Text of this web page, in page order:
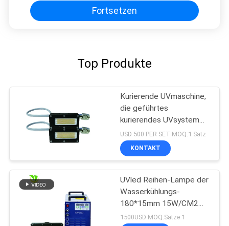
Fortsetzen
Top Produkte
Kurierende UVmaschine,
die geführtes
kurierendes UVsystem
der hohen Leistung der
Größen-50x20 Millimeter
der Wellenlängen-395nm
USD 500 PER SET MOQ:1 Satz
KONTAKT
UVled Reihen-Lampe der
Wasserkühlungs-
180*15mm 15W/CM2
395nm
1500USD MOQ:Sätze 1